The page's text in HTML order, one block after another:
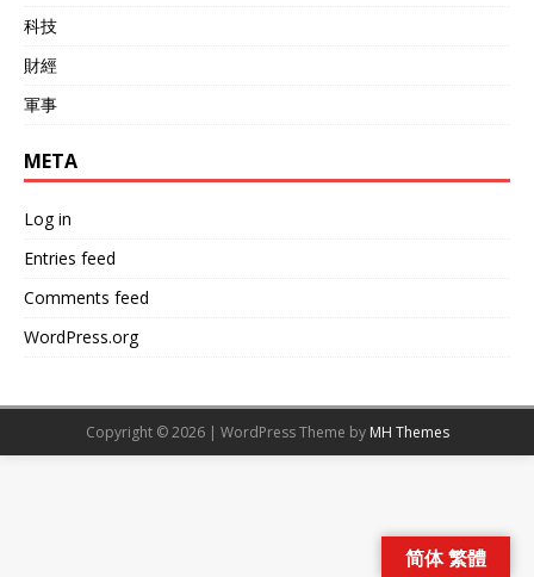
科技
財經
軍事
META
Log in
Entries feed
Comments feed
WordPress.org
Copyright © 2026 | WordPress Theme by MH Themes
简体 繁體